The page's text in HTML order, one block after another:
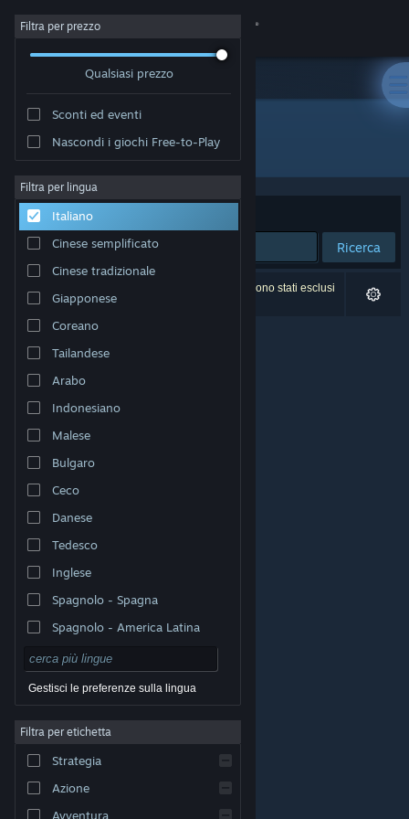
Accedi
Informazioni
Assistenza
Cambia la lingua
Ottieni l'app mobile di Steam
Visualizza il sito web per desktop
appartengono ai rispettivi proprietari negli Stati Uniti e
legali|
Steam| Rimborsi|
Filtra per prezzo
Qualsiasi prezzo
Sconti ed eventi
Nascondi i giochi Free-to-Play
Filtra per lingua
Italiano
Cinese semplificato
Cinese tradizionale
Giapponese
Coreano
Tailandese
Arabo
Indonesiano
Malese
Bulgaro
Ceco
Danese
Tedesco
Inglese
Spagnolo - Spagna
Spagnolo - America Latina
Gestisci le preferenze sulla lingua
Filtra per etichetta
Strategia
Azione
Avventura
Editore: Tigpan
Ordina per Rilevanza
Ricerca
0 risultati corrispondono alla tua ricerca. 4 titoli sono stati esclusi
in base alle tue preferenze.